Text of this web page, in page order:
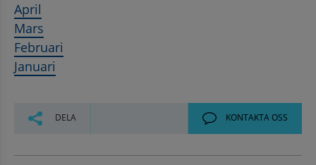
April
Mars
Februari
Januari
DELA KONTAKTA OSS